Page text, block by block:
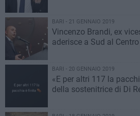
BARI - 21 GENNAIO 2019
Vincenzo Brandi, ex
aderisce a Sud al Centro
BARI - 20 GENNAIO 2019
«E per altri 117 la
della sostenitrice di Di